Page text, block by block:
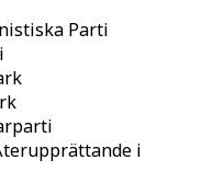
Parti
i